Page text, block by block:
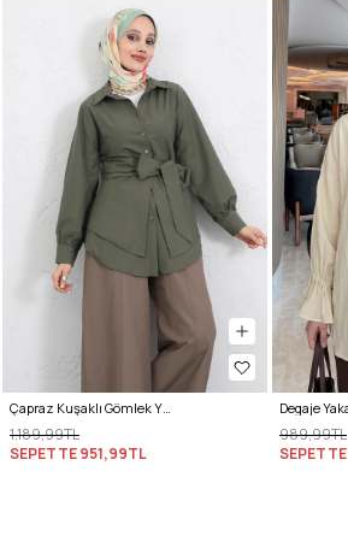
Çapraz Kuşaklı Gömlek Y0105 - HAKİ
1.189,99TL
SEPETTE951,99TL
989,99TL
SEPETTE